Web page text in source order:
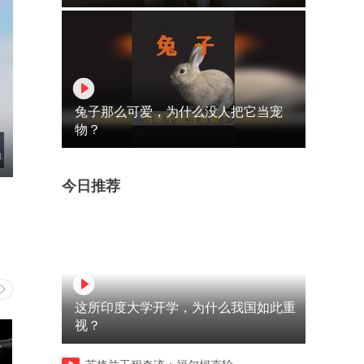
兔子那么可爱，为什么没人把它当宠
物？
今日推荐
这所印度大学开学，为什么我国如此重
视？